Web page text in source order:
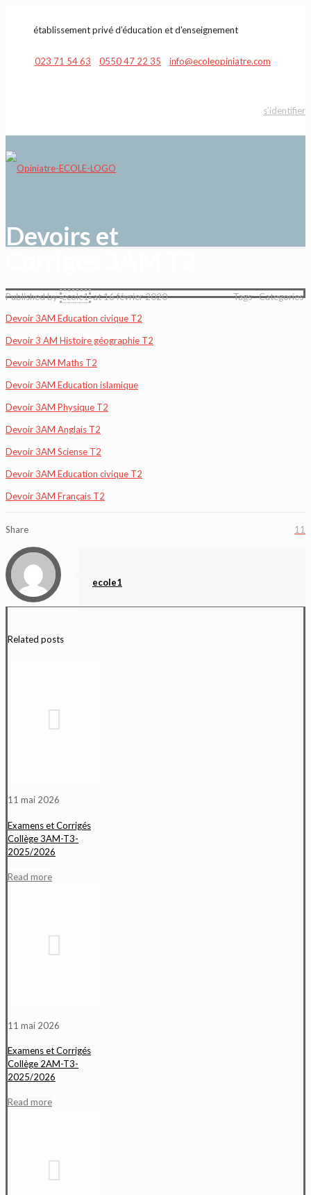
établissement privé d’éducation et d'enseignement
023 71 54 63 0550 47 22 35 info@ecoleopiniatre.com
s’identifier
Devoirs et
Published by ecole1 at16 février 2020 Categories
Tags
Devoir 3AM Education civique T2
Devoir 3 AM Histoire géographie T2
Devoir 3AM Maths T2
Devoir 3AM Education islamique
Devoir 3AM Physique T2
Devoir 3AM Anglais T2
Devoir 3AM Sciense T2
Devoir 3AM Education civique T2
Devoir 3AM Français T2
Share 11
ecole1
Related posts
11 mai 2026
Examens et Corrigés
Collège 3AM-T3-
2025/2026
Read more
11 mai 2026
Examens et Corrigés
Collège 2AM-T3-
2025/2026
Read more